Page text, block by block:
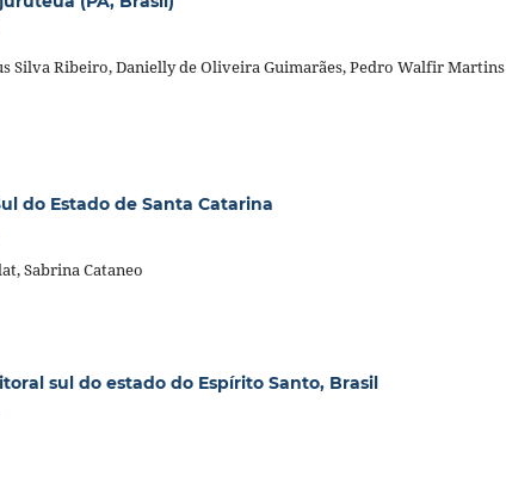
Silva Ribeiro, Danielly de Oliveira Guimarães, Pedro Walfir Martins
do Estado de Santa Catarina
Sabrina Cataneo
sul do estado do Espírito Santo, Brasil